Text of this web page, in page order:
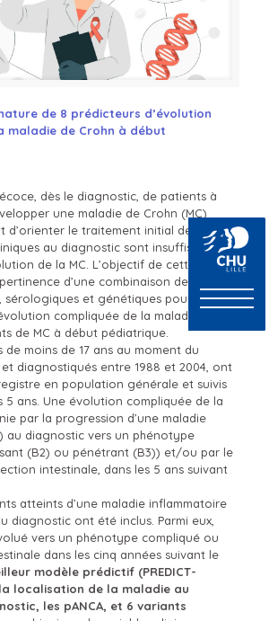
de 8 prédicteurs d’évolution
maladie de Crohn à début
dès le diagnostic, de patients à
une maladie de Crohn (MC)
d’orienter le traitement initial de la MC.
au diagnostic sont insuffisants
de la MC. L’objectif de cette étude
d’une combinaison de
sérologiques et génétiques pour la
compliquée de la maladie chez
de MC à début pédiatrique.
de moins de 17 ans au moment du
diagnostiqués entre 1988 et 2004, ont
en population générale et suivis
5 ans. Une évolution compliquée de la
par la progression d’une maladie
au diagnostic vers un phénotype
(B2) ou pénétrant (B3)) et/ou par le
intestinale, dans les 5 ans suivant
atteints d’une maladie inflammatoire
diagnostic ont été inclus. Parmi eux,
vers un phénotype compliqué ou
dans les cinq années suivant le
modèle prédictif (PREDICT-
la localisation de la maladie au
les pANCA, et 6 variants